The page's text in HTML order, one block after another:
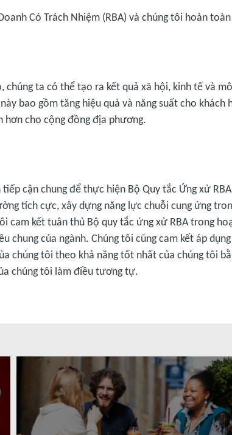
Có Trách Nhiệm (RBA) và chúng tôi hoàn
chúng ta có thể tạo ra kết quả xã hội, kinh tế và
bao gồm tăng hiệu quả và năng suất cho
cho cộng đồng địa phương.
cận chung để thực hiện Bộ Quy tắc Ứng xử
tích cực, xây dựng năng lực chuỗi cung ứng
cam kết tuân thủ Bộ quy tắc ứng xử RBA trong
chung của ngành. Chúng tôi cũng cam kết áp
chúng tôi theo khả năng tốt nhất của chúng tôi
chúng tôi làm điều tương tự.